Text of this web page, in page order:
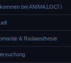
bei ANIMA LOCI !
& Radiaesthesie